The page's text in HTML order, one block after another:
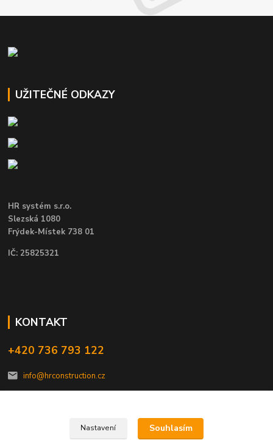
UŽITEČNÉ ODKAZY
HR systém s.r.o.
Slezská 1080
Frýdek-Místek 738 01
IČ: 25825321
KONTAKT
+420 736 793 122
info@hrconstruction.cz
Nastavení Souhlasím